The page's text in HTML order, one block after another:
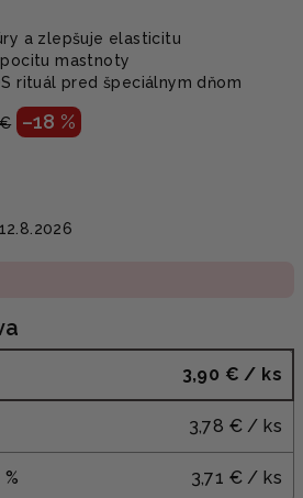
a zlepšuje elasticitu
mastnoty
rituál pred špeciálnym dňom
–18 %
12.8.2026
3,90 € / ks
3,78 € / ks
3,71 € / ks